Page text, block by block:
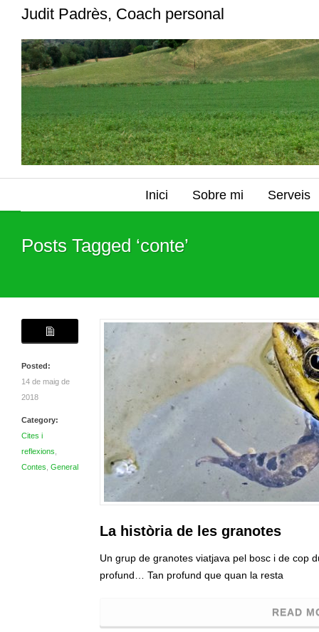
Judit Padrès, Coach personal
Inici Sobre mi Serveis
Posts Tagged ‘conte’
Posted:
14 de maig de
2018
Category:
Cites i
reflexions
Contes General
La història de les granotes
Un grup de granotes viatjava pel bosc i de cop
profund… Tan profund que quan la resta
READ